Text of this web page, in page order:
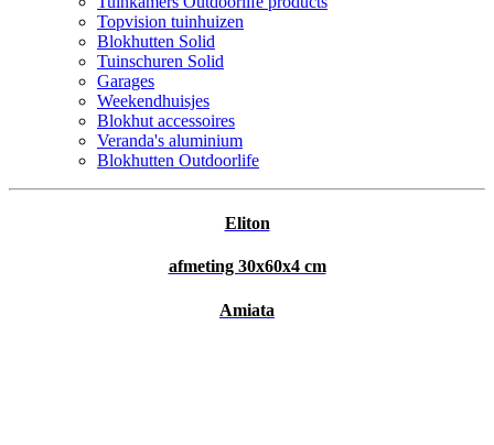
Topvision tuinhuizen
Blokhutten Solid
Tuinschuren Solid
Garages
Weekendhuisjes
Blokhut accessoires
Veranda's aluminium
Blokhutten Outdoorlife
Eliton
afmeting 30x60x4 cm
Amiata